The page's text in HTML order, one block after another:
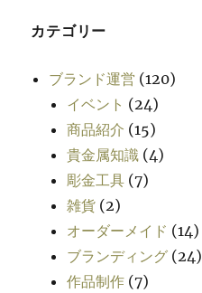
カテゴリー
ブランド運営 (120)
イベント (24)
商品紹介 (15)
貴金属知識 (4)
彫金工具 (7)
雑貨 (2)
オーダーメイド (14)
ブランディング (24)
作品制作 (7)